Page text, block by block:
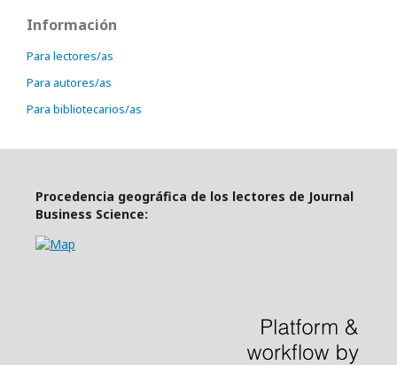
Información
Para lectores/as
Para autores/as
Para bibliotecarios/as
Procedencia geográfica de los lectores de Journal
Business Science: